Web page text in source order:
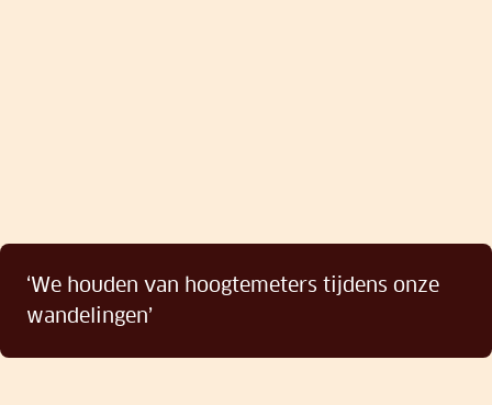
‘We houden van hoogtemeters tijdens onze
wandelingen’